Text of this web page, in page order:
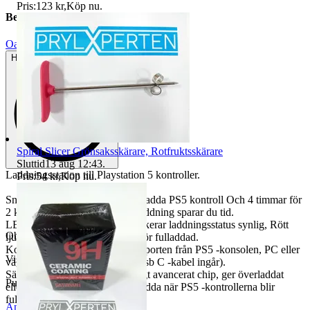
Beskrivning
Oanvänt
Helt ny och aldrig använd
Laddningsstation till Playstation 5 kontroller.
Snabb Laddning: Tar 2 timmar ladda PS5 kontroll Och 4 timmar för
2 kontroller. Med sina dubbel laddning sparar du tid.
LED - Laddningsindikator: indikerar laddningsstatus synlig, Rött
ljus för laddning och Blått ljus för fulladdad.
Kompatibilitet: Drivs via USB -porten från PS5 -konsolen, PC eller
väggströmkälla (Obs: Usb till Usb C -kabel ingår).
Säker för PS5 kontroller: inbyggt avancerat chip, ger överladdat
eller kortslutningsskydd; sluta ladda när PS5 -kontrollerna blir
fulladdade.
Objektnr 735 196 023
Visningar
101
Publicerad 7 jun 00:18
Anmäl Sälj liknande
Pris:123 kr,Köp nu.
Spiral Slicer Grönsaksskärare, Rotfruktsskärare
Sluttid13 aug 12:43.
Pris:54 kr,Köp nu.